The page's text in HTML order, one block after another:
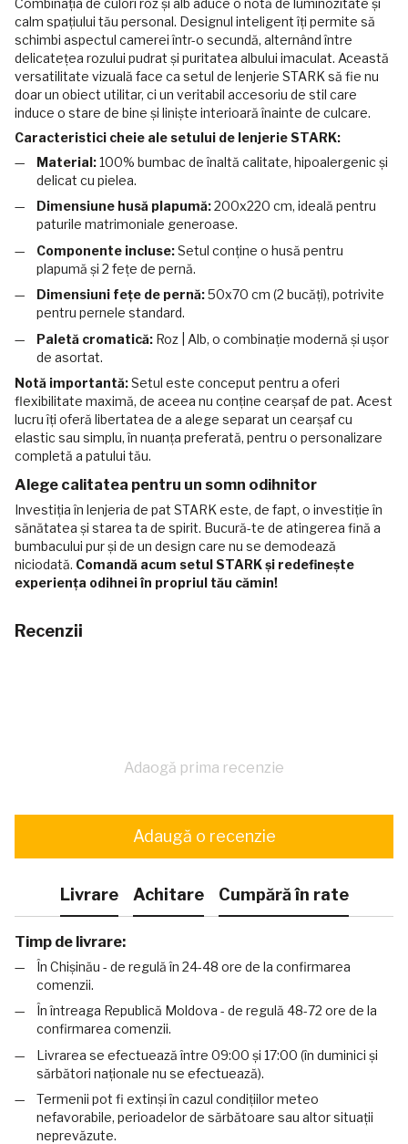
Combinația de culori roz și alb aduce o notă de luminozitate și
calm spațiului tău personal. Designul inteligent îți permite să
schimbi aspectul camerei într-o secundă, alternând între
delicatețea rozului pudrat și puritatea albului imaculat. Această
versatilitate vizuală face ca setul de lenjerie STARK să fie nu
doar un obiect utilitar, ci un veritabil accesoriu de stil care
induce o stare de bine și liniște interioară înainte de culcare.
Caracteristici cheie ale setului de lenjerie STARK:
Material:100% bumbac de înaltă calitate, hipoalergenic și
delicat cu pielea.
Dimensiune husă plapumă:200x220 cm, ideală pentru
paturile matrimoniale generoase.
Componente incluse:Setul conține o husă pentru
plapumă și 2 fețe de pernă.
Dimensiuni fețe de pernă:50x70 cm (2 bucăți), potrivite
pentru pernele standard.
Paletă cromatică: Roz | Alb, o combinație modernă și ușor
de asortat.
Notă importantă:Setul este conceput pentru a oferi
flexibilitate maximă, de aceea nu conține cearșaf de pat. Acest
lucru îți oferă libertatea de a alege separat un cearșaf cu
elastic sau simplu, în nuanța preferată, pentru o personalizare
completă a patului tău.
Alege calitatea pentru un somn odihnitor
Investiția în lenjeria de pat STARK este, de fapt, o investiție în
sănătatea și starea ta de spirit. Bucură-te de atingerea fină a
bumbacului pur și de un design care nu se demodează
niciodată. Comandă acum setul STARK și redefinește
experiența odihnei în propriul tău cămin!
Recenzii
Adaogă prima recenzie
Adaugă o recenzie
Livrare Achitare Cumpără în rate
Timp de livrare:
În Chișinău - de regulă în 24-48 ore de la confirmarea
comenzii.
În întreaga Republică Moldova - de regulă 48-72 ore de la
confirmarea comenzii.
Livrarea se efectuează între 09:00 și 17:00 (în duminici și
sărbători naționale nu se efectuează).
Termenii pot fi extinși în cazul condițiilor meteo
nefavorabile, perioadelor de sărbătoare sau altor situații
neprevăzute.